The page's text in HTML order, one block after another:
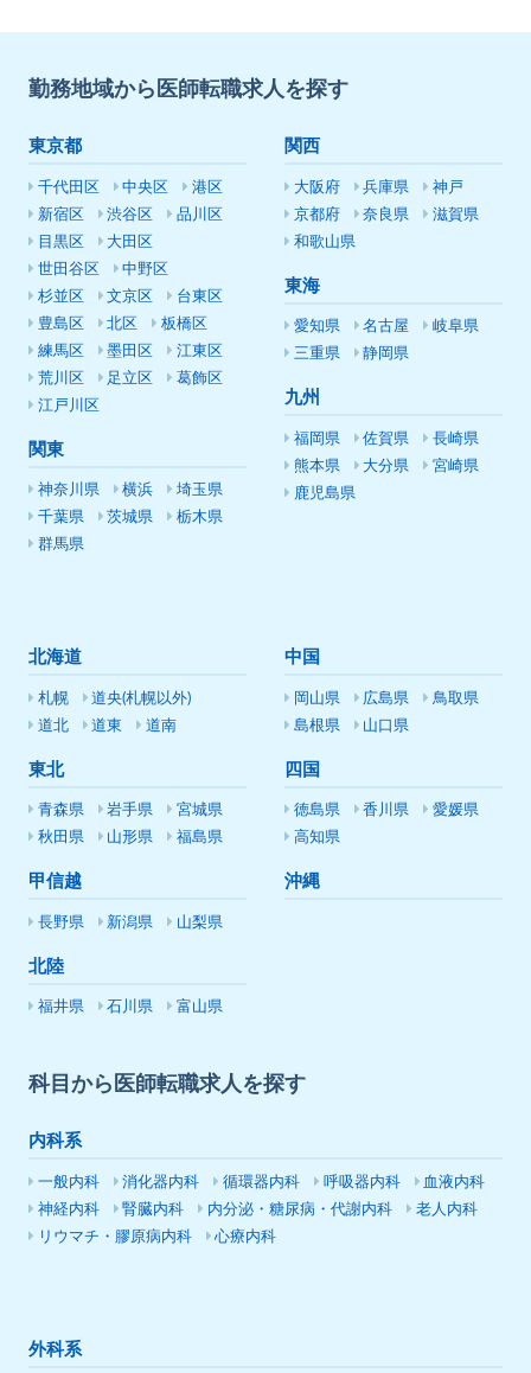
勤務地域から医師転職求人を探す
東京都
千代田区 中央区
港区
新宿区
渋谷区
品川区
目黒区
大田区
世田谷区
中野区
杉並区
文京区
台東区
豊島区
北区
板橋区
練馬区
墨田区
江東区
荒川区
足立区
葛飾区
江戸川区
関東
神奈川県 横浜
埼玉県
千葉県
茨城県
栃木県
群馬県
関西
大阪府 兵庫県
神戸
京都府
奈良県
滋賀県
和歌山県
東海
愛知県 名古屋
岐阜県
三重県
静岡県
九州
福岡県 佐賀県
長崎県
熊本県
大分県
宮崎県
鹿児島県
北海道
札幌
道央(札幌以外)
道北
道東 道南
東北
青森県 岩手県
宮城県
秋田県
山形県 福島県
甲信越
長野県 新潟県 山梨県
北陸
福井県 石川県 富山県
中国
岡山県 広島県
鳥取県
島根県
山口県
四国
徳島県 香川県
愛媛県
高知県
沖縄
科目から医師転職求人を探す
内科系
一般内科 消化器内科 循環器内科 呼吸器内科
血液内科
神経内科
腎臓内科 内分泌・糖尿病・代謝内科
老人内科
リウマチ・膠原病内科
心療内科
外科系